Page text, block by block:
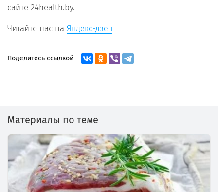
сайте 24health.by.
Читайте нас на Яндекс-дзен
Поделитесь ссылкой
Материалы по теме